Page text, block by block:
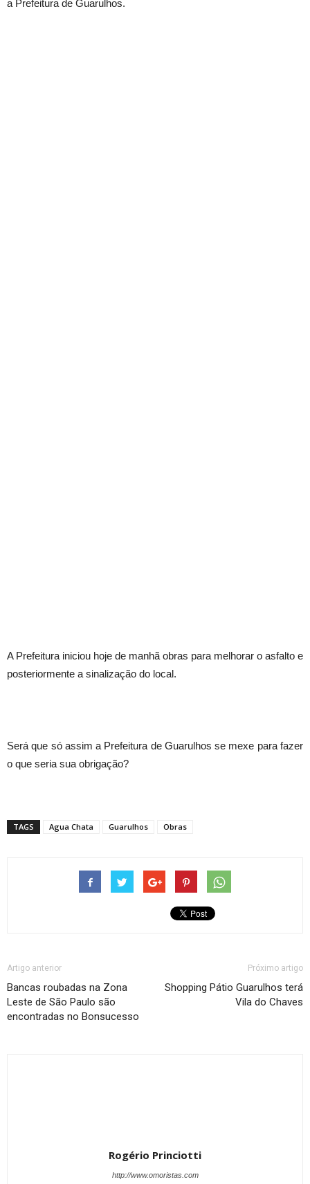
a Prefeitura de Guarulhos.
A Prefeitura iniciou hoje de manhã obras para melhorar o asfalto e
posteriormente a sinalização do local.
Será que só assim a Prefeitura de Guarulhos se mexe para fazer
o que seria sua obrigação?
TAGS Agua Chata Guarulhos Obras
Artigo anterior
Bancas roubadas na Zona
Leste de São Paulo são
encontradas no Bonsucesso
Próximo artigo
Shopping Pátio Guarulhos terá
Vila do Chaves
Rogério Princiotti
http://www.omoristas.com